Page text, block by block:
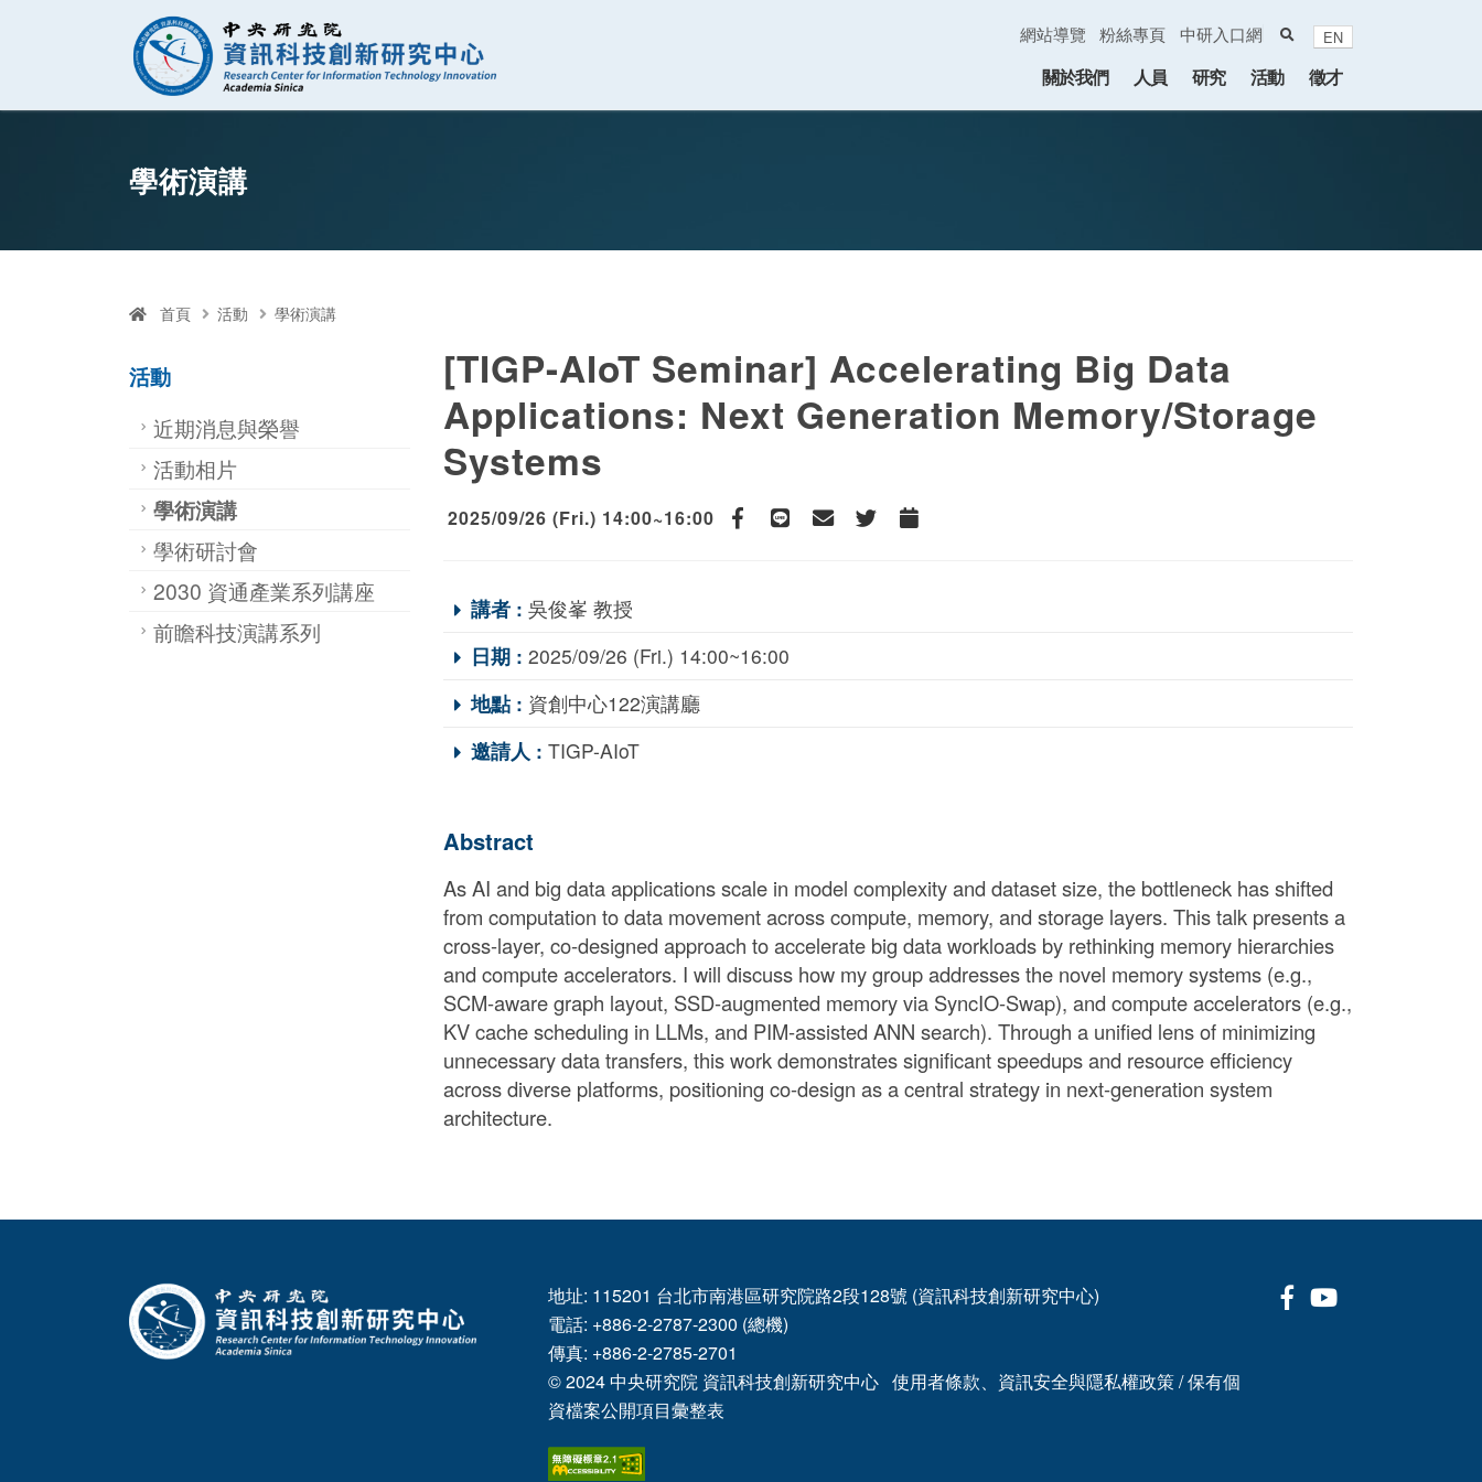
跳至中央區塊/Main Content
資訊科技創新研究中心
關於我們 人員 研究 活動 徵才
網站導覽 粉絲專頁 中研入口網 searchEN
學術演講
首頁 活動 學術演講
活動
近期消息與榮譽
活動相片
學術演講
學術研討會
2030 資通產業系列講座
前瞻科技演講系列
[TIGP-AIoT Seminar] Accelerating Big Data
Applications: Next Generation Memory/Storage
Systems
2025/09/26 (Fri.) 14:00~16:00
Facebook
line TwitterAdd to Calendar
講者 : 吳俊峯 教授
日期 : 2025/09/26 (Fri.) 14:00~16:00
地點 : 資創中心122演講廳
邀請人 : TIGP-AIoT
Abstract
As AI and big data applications scale in model complexity and dataset size, the bottleneck has shifted
from computation to data movement across compute, memory, and storage layers. This talk presents a
cross-layer, co-designed approach to accelerate big data workloads by rethinking memory hierarchies
and compute accelerators. I will discuss how my group addresses the novel memory systems (e.g.,
SCM-aware graph layout, SSD-augmented memory via SyncIO-Swap), and compute accelerators (e.g.,
KV cache scheduling in LLMs, and PIM-assisted ANN search). Through a unified lens of minimizing
unnecessary data transfers, this work demonstrates significant speedups and resource efficiency
across diverse platforms, positioning co-design as a central strategy in next-generation system
architecture.
地址: 115201 台北市南港區研究院路2段128號 (資訊科技創新研究中心)
電話: +886-2-2787-2300 (總機)
傳真: +886-2-2785-2701
© 2024中央研究院 資訊科技創新研究中心 使用者條款、資訊安全與隱私權政策/保有個
資檔案公開項目彙整表
Facebook
Youtube